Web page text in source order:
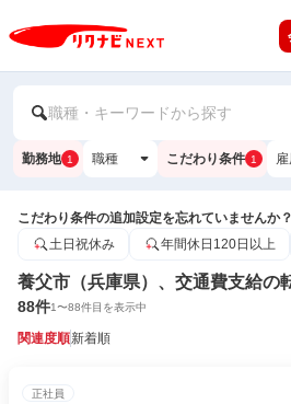
職種・キーワードから探す
勤務地 1 職種 こだわり条件 1
こだわり条件の追加設定を忘れていませんか？
土日祝休み
年間休日120日以上
養父市（兵庫県）、交通費支給の
88件1〜88件目を表示中
関連度順新着順
正社員